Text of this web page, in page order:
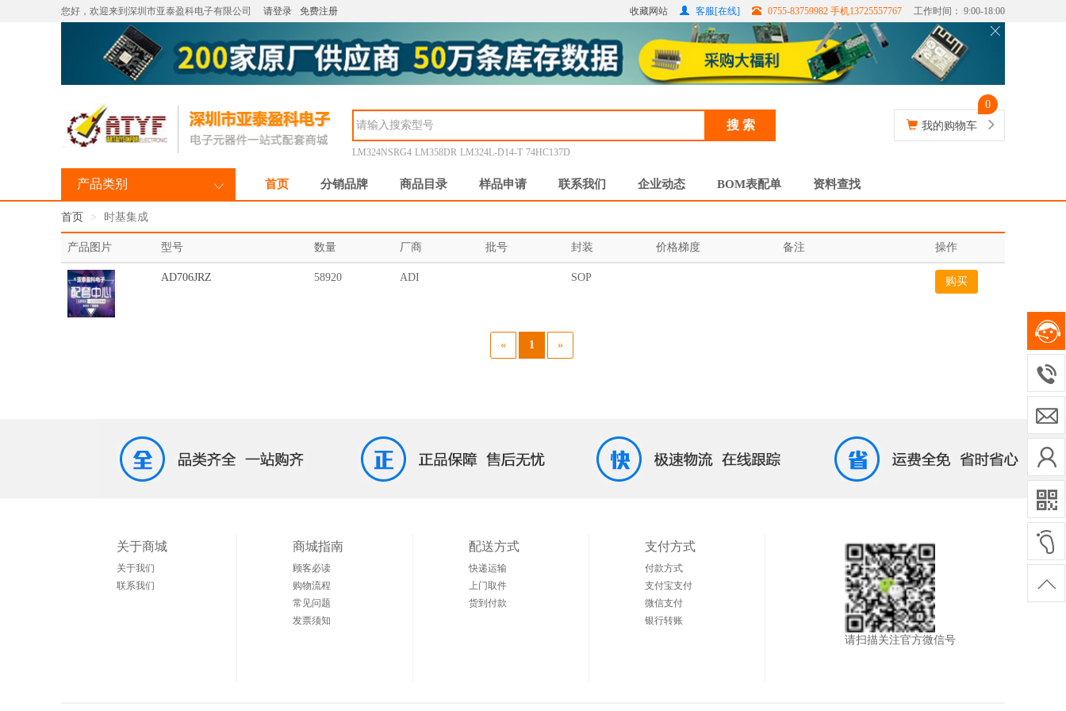
您好，欢迎来到深圳市亚泰盈科电子有限公司 请登录 免费注册 收藏网站 客服[在线] 0755-83759982 手机13725557767 工作时间： 9:00-18:00
搜 索
LM324NSRG4 LM358DR LM324L-D14-T 74HC137D
0
我的购物车
产品类别 首页 分销品牌 商品目录 样品申请 联系我们 企业动态 BOM表配单 资料查找
首页 时基集成
产品图片 型号 数量 厂商 批号 封装 价格梯度 备注 操作
AD706JRZ 58920 ADI SOP 购买
« 1 »
关于商城
关于我们
联系我们
商城指南
顾客必读
购物流程
常见问题
发票须知
配送方式
快递运输
上门取件
货到付款
支付方式
付款方式
支付宝支付
微信支付
银行转账
请扫描关注官方微信号